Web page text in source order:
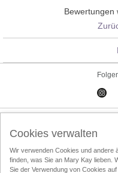
Bewertungen
Nutzungsbedingungen
Cookies verwalten
Wir verwenden Cookies und andere
finden, was Sie an Mary Kay lieben.
Sie der Verwendung von Cookies